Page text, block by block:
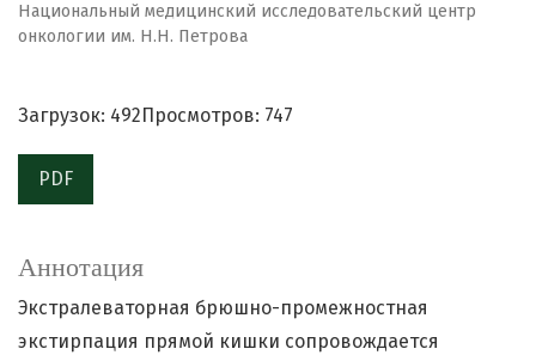
Национальный медицинский исследовательский центр
онкологии им. Н.Н. Петрова
Загрузок: 492 Просмотров: 747
PDF
Аннотация
Экстралеваторная брюшно-промежностная
экстирпация прямой кишки сопровождается